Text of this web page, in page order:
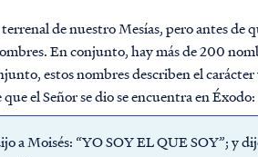
de nuestro Mesías, pero antes de
En conjunto, hay más de 200
estos nombres describen el carácter
el Señor se dio se encuentra en Éxodo:
a Moisés: “YO SOY EL QUE SOY”; y